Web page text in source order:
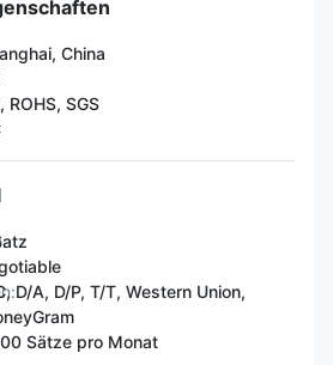
China
ROHS, SGS
D/A, D/P, T/T, Western Union,
Sätze pro Monat